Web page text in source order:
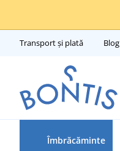
Transport și plată Blog
Îmbrăcăminte